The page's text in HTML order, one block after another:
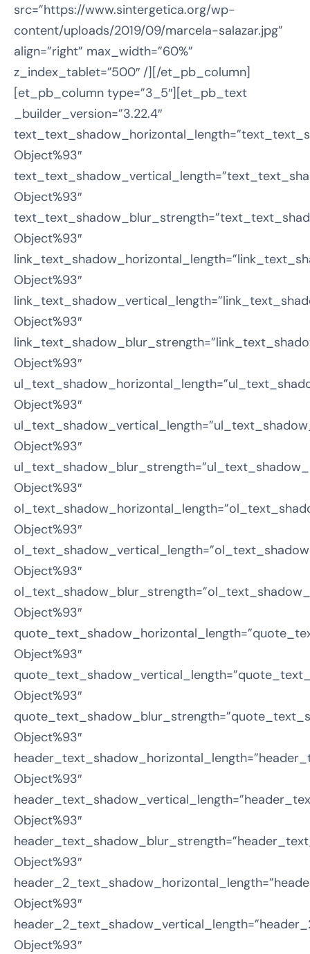
src=”https://www.sintergetica.org/wp-
content/uploads/2019/09/marcela-salazar.jpg”
align=”right” max_width=”60%”
z_index_tablet=”500″ /][/et_pb_column]
[et_pb_column type=”3_5″][et_pb_text
_builder_version=”3.22.4″
Object%93″
Object%93″
Object%93″
Object%93″
Object%93″
Object%93″
Object%93″
Object%93″
Object%93″
Object%93″
Object%93″
Object%93″
Object%93″
Object%93″
Object%93″
Object%93″
Object%93″
Object%93″
Object%93″
Object%93″